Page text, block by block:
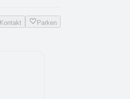
Kontakt Parken